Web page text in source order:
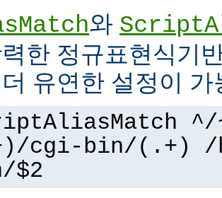
와
한 정규표현식기
유연한 설정이
cgi-bin/(.+) /
$2